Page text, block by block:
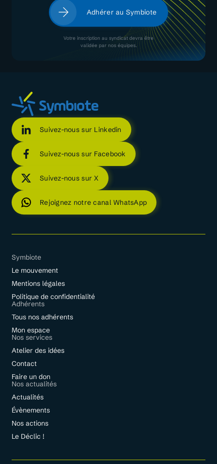
Adhérer au Symbiote
Votre inscription au syndicat devra être
validée par nos équipes.
Suivez-nous sur Linkedin
Suivez-nous sur Facebook
Suivez-nous sur X
Rejoignez notre canal WhatsApp
Symbiote
Le mouvement
Mentions légales
Politique de confidentialité
Adhérents
Tous nos adhérents
Mon espace
Nos services
Atelier des idées
Contact
Faire un don
Nos actualités
Actualités
Évènements
Nos actions
Le Déclic !